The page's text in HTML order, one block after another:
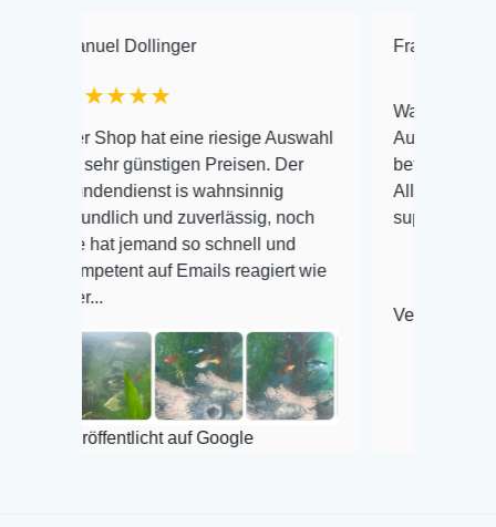
Dollinger
hat eine riesige Auswahl
günstigen Preisen. Der
is wahnsinnig
und zuverlässig, noch
jemand so schnell und
auf Emails reagiert wie
auf Google
Frank Hackmayer
Warenanlieferung Top und
Auswahl plus
befinden der Fische
Alles ist quick lebendig
super Zustand. Gerne
Veröffentlicht auf Google